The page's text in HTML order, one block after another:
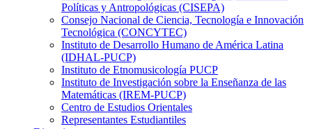
Políticas y Antropológicas (CISEPA)
Consejo Nacional de Ciencia, Tecnología e Innovación
Tecnológica (CONCYTEC)
Instituto de Desarrollo Humano de América Latina
(IDHAL-PUCP)
Instituto de Etnomusicología PUCP
Instituto de Investigación sobre la Enseñanza de las
Matemáticas (IREM-PUCP)
Centro de Estudios Orientales
Representantes Estudiantiles